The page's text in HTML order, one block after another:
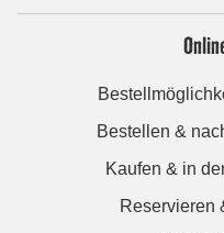
Bestellen &
Kaufen & in
Reservieren